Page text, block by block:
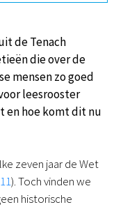
de Tenach
die over de
mensen zo goed
leesrooster
en hoe komt dit nu
zeven jaar de Wet
). Toch vinden we
historische